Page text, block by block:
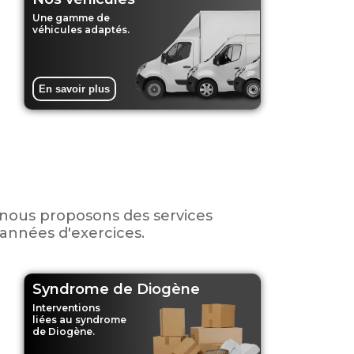
Une gamme de
véhicules adaptés.
En savoir plus
proposons des services
d'exercices.
Syndrome de Diogène
Interventions
liées au syndrome
de Diogène.